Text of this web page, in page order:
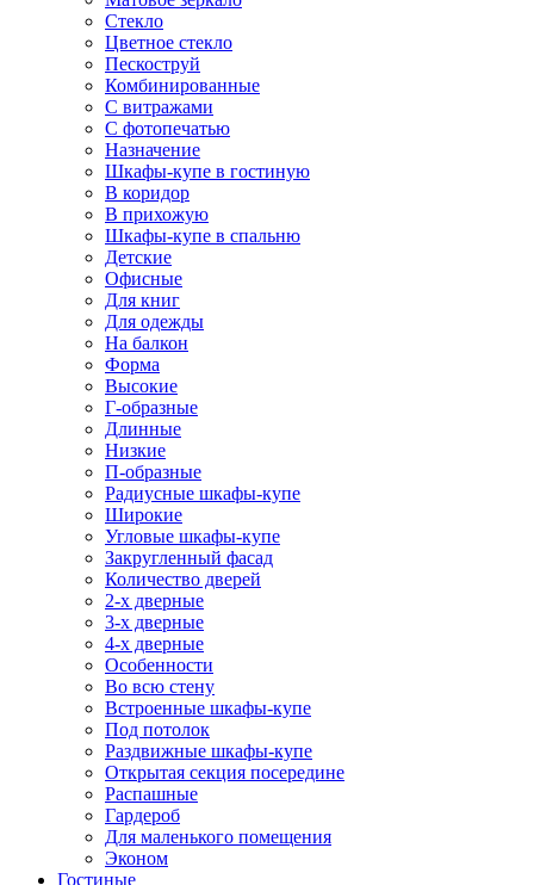
Стекло
Цветное стекло
Пескоструй
Комбинированные
С витражами
С фотопечатью
Назначение
Шкафы-купе в гостиную
В коридор
В прихожую
Шкафы-купе в спальню
Детские
Офисные
Для книг
Для одежды
На балкон
Форма
Высокие
Г-образные
Длинные
Низкие
П-образные
Радиусные шкафы-купе
Широкие
Угловые шкафы-купе
Закругленный фасад
Количество дверей
2-х дверные
3-х дверные
4-х дверные
Особенности
Во всю стену
Встроенные шкафы-купе
Под потолок
Раздвижные шкафы-купе
Открытая секция посередине
Распашные
Гардероб
Для маленького помещения
Эконом
Гостиные